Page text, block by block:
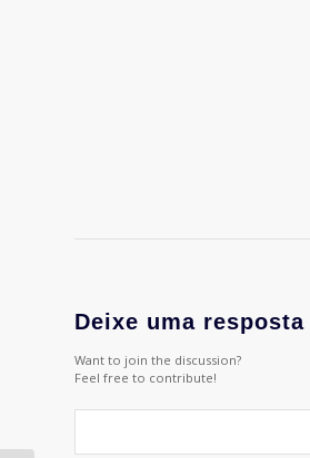
Deixe uma resposta
Want to join the discussion?
Feel free to contribute!